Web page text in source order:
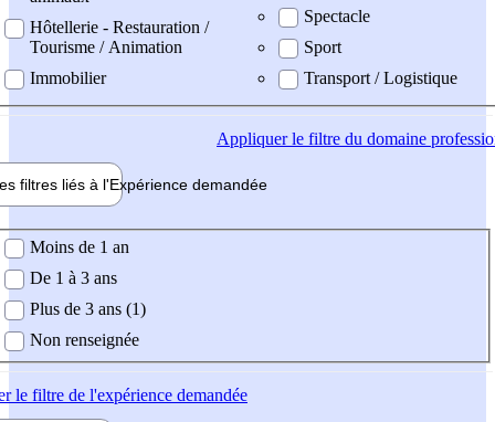
Hôtellerie - Restauration /
Tourisme / Animation
Immobilier
Spectacle
Sport
Transport / Logistique
Appliquerle filtre du domaine
filtres liés à l'Expérience demandée
demandée
Moins de 1 an
De 1 à 3 ans
Plus de 3 ans (1)
Non renseignée
le filtre de l'expérience demandée